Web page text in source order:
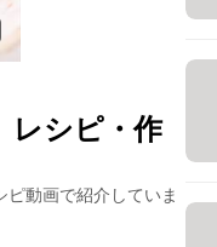
シピ・作
ピ動画で紹介していま